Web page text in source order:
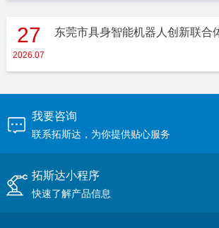
27
2026.07
我要咨询
联系拓斯达，为你提供贴心服务
拓斯达小程序
快速了解产品信息